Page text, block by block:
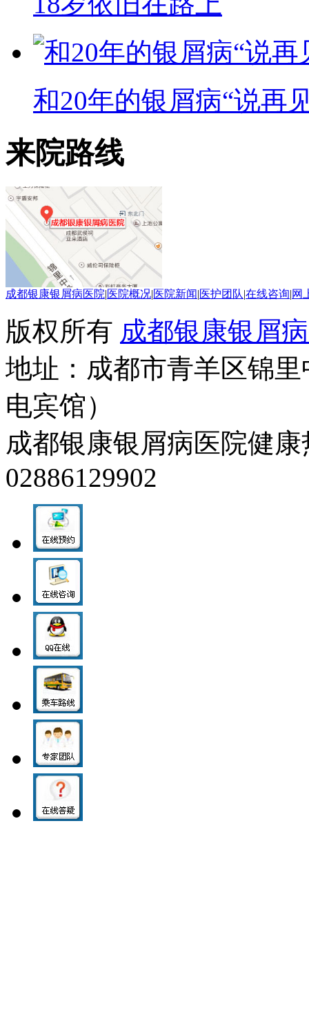
和20年的银屑病“说再
来院路线
成都银康银屑病医院|医院概况|医院新闻|医护团队|在线咨询|网
版权所有 成都银康银屑
地址：成都市青羊区锦
电宾馆）
成都银康银屑病医院健康
02886129902